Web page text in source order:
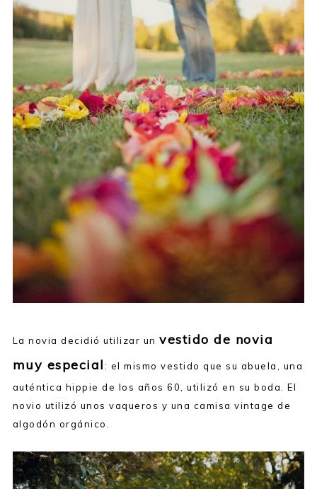
La novia decidió utilizar unvestido de novia
muy especial: el mismo vestido que su abuela, una
auténtica hippie de los años 60, utilizó en su boda. El
novio utilizó unos vaqueros y una camisa vintage de
algodón orgánico.